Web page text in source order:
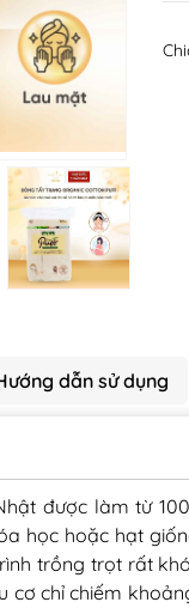
dẫn sử dụng
được làm từ
học hoặc hạt
trồng trọt rất
chỉ chiếm